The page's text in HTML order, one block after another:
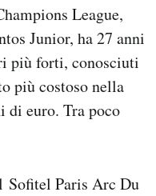
League,
Junior, ha 27 anni
più forti, conosciuti
più costoso nella
di euro. Tra poco
Sofitel Paris Arc Du